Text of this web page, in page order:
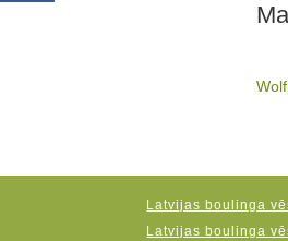
Latvijas boulinga
Latvijas boulinga